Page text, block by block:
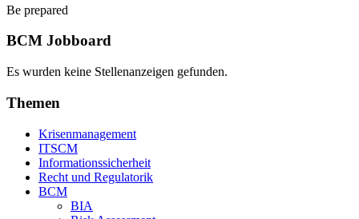
Be prepared
BCM Jobboard
Es wurden keine Stellenanzeigen gefunden.
Themen
Krisenmanagement
ITSCM
Informationssicherheit
Recht und Regulatorik
BCM
BIA